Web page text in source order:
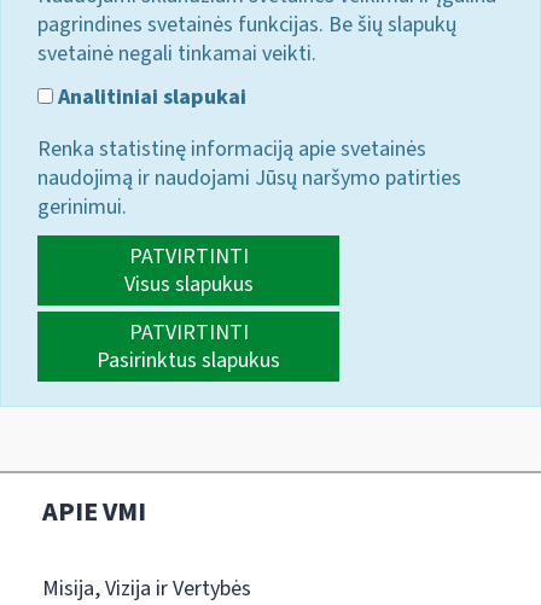
pagrindines svetainės funkcijas. Be šių slapukų
svetainė negali tinkamai veikti.
Analitiniai slapukai
Renka statistinę informaciją apie svetainės
naudojimą ir naudojami Jūsų naršymo patirties
gerinimui.
PATVIRTINTI
Visus slapukus
PATVIRTINTI
Pasirinktus slapukus
APIE VMI
Misija, Vizija ir Vertybės